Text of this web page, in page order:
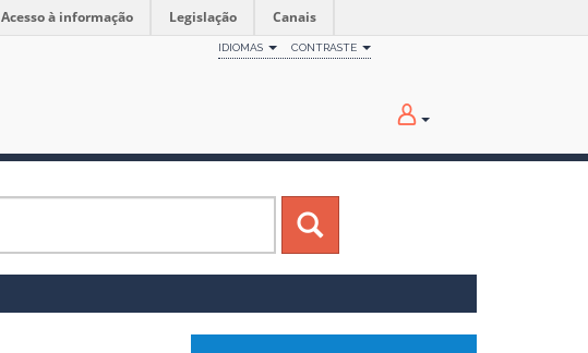
Acesso à informação Legislação Canais
IDIOMAS CONTRASTE